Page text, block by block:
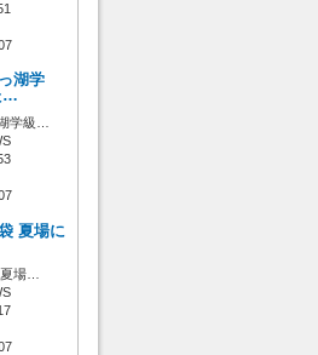
湖学
…
学級…
夏場に
場…